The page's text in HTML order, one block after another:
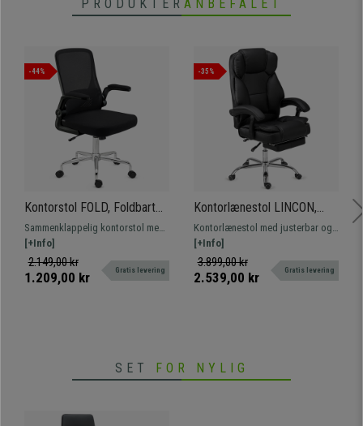
PRODUKTER ANBEFALET
-44%
Kontorstol FOLD, Foldbart
ryglæn og Armlæn,
Komfortabel og Praktisk, I
Sort
Sammenklappelig kontorstol med
foldbare armlæn, maksimal
fleksibilitet, da den er
pladsbesparende. Med gummihjul
[+Info]
2.149,00 kr
1.209,00 kr Gratis levering
-35%
Kontorlænestol LINCON,
Meget Komfortabel og
Ergonomisk, Justerbar
Fodstøtte, Sort Læder
Kontorlænestol med justerbar og
tilbagelænet fodstøtte, indtil den
er nærmest flad. Stor komfort.
Begrænset antal!
[+Info]
3.899,00 kr
2.539,00 kr Gratis levering
SET FOR NYLIG